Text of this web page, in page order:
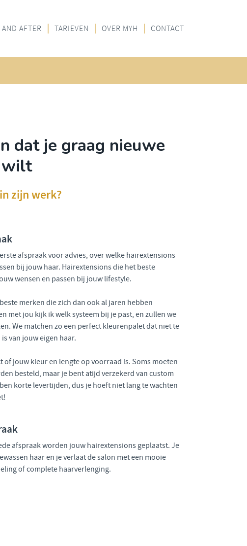
AFTER TARIEVEN OVER MYH CONTACT
dat je graag nieuwe
wilt
zijn werk?
afspraak voor advies, over welke hairextensions
bij jouw haar. Hairextensions die het beste
wensen en passen bij jouw lifestyle.
merken die zich dan ook al jaren hebben
met jou kijk ik welk systeem bij je past, en zullen we
We matchen zo een perfect kleurenpalet dat niet te
van jouw eigen haar.
of jouw kleur en lengte op voorraad is. Soms moeten
besteld, maar je bent atijd verzekerd van custom
korte levertijden, dus je hoeft niet lang te wachten
afspraak worden jouw hairextensions geplaatst. Je
haar en je verlaat de salon met een mooie
of complete haarverlenging.